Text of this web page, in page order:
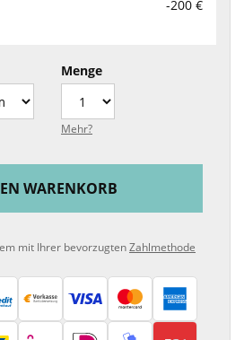
-200 €
Menge
Mehr?
WARENKORB
mit Ihrer bevorzugtenZahlmethode